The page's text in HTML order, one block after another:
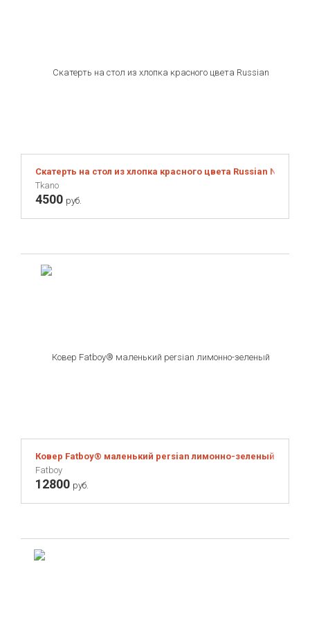
Скатерть на стол из хлопка красного цвета Russian North,
Tkano
4500 руб.
Ковер Fatboy® маленький persian лимонно-зеленый
Fatboy
12800 руб.